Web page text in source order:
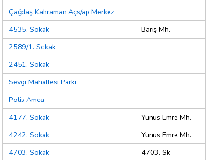
Çağdaş Kahraman Açs/ap Merkez
4535. Sokak
Barış Mh.
2589/1. Sokak
2451. Sokak
Sevgi Mahallesi Parkı
Polis Amca
4177. Sokak
Yunus Emre Mh.
4242. Sokak
Yunus Emre Mh.
4703. Sokak
4703. Sk